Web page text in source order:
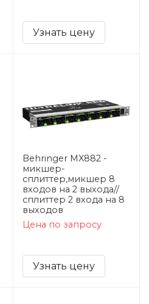
Узнать цену
Behringer MX882 -
микшер-
сплиттер,микшер 8
входов на 2 выхода//
сплиттер 2 входа на 8
выходов
Цена по запросу
Узнать цену